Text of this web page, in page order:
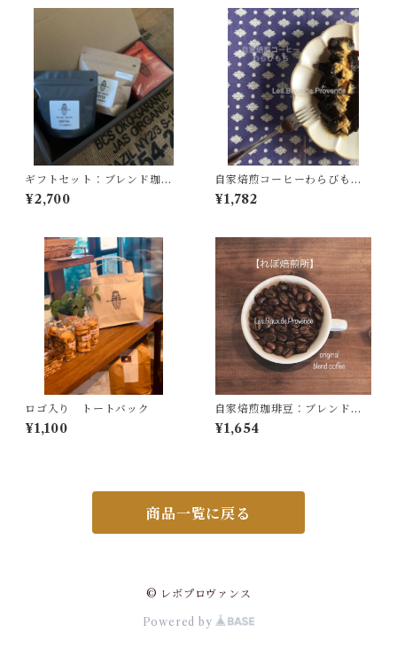
りください。
ギフトセット：ブレンド珈琲
豆１００ｇ・おすすめ珈琲豆
１００ｇ・ドリップ珈琲5個
¥2,700
自家焙煎コーヒーわらびもち3
個《夏期限定》【１３０ｇＸ3
個入り】
¥1,782
ロゴ入り トートバック
¥1,100
自家焙煎珈琲豆：ブレンド珈
琲２００ｇ【中深煎り】
¥1,654
商品一覧に戻る
© レボプロヴァンス
Powered by